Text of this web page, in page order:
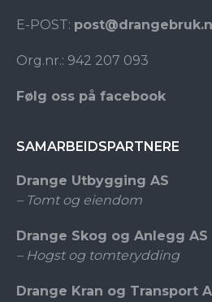
E-POST:
Org.nr.: 942 207 093
Følg oss på facebook
SAMARBEIDSPARTNERE
Drange Utbygging AS
– Tomt og eiendom
Drange Skog og Anlegg AS
– Hogst og tomterydding
Drange Kran og Transport